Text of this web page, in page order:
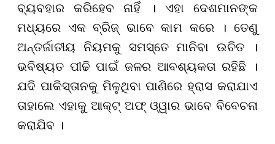
ବ୍ୟବହାର କରିହେବ ନାହିଁ । ଏହା ଦେଶମାନଙ୍କ
ମଧ୍ୟରେ ଏକ ବ୍ରିଜ୍ ଭାବେ କାମ କରେ । ତେଣୁ
ଅନ୍ତର୍ଜାତୀୟ ନିୟମକୁ ସମସ୍ତେ ମାନିବା ଉଚିତ ।
ଭବିଷ୍ୟତ ପୀଢି ପାଇଁ ଜଳର ଆବଶ୍ୟକତା ରହିଛି ।
ଯଦି ପାକିସ୍ତାନକୁ ମିଳୁଥିବା ପାଣିରେ ହ୍ରାସ କରାଯାଏ
ତାହାଲେ ଏହାକୁ ଆକ୍ଟ୍ ଅଫ୍ ଓ୍ୱାର ଭାବେ ବିବେଚନା
କରାଯିବ ।